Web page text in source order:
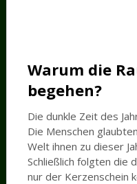
Warum die
begehen?
Die dunkle Zeit des
Die Menschen
Welt ihnen zu dieser
Schließlich folgten die
nur der Kerzenschein